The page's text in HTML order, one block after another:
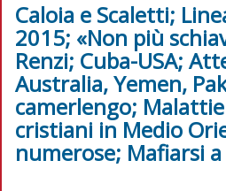
Caloia e Scaletti;
2015; «Non più
Renzi; Cuba-USA;
Australia, Yemen,
camerlengo;
cristiani in Medio
numerose; Mafiarsi a